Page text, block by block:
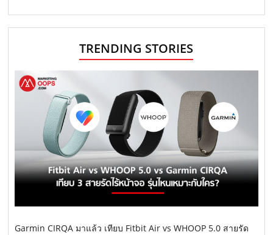
TRENDING STORIES
Garmin CIRQA มาแล้ว เทียบ Fitbit Air vs WHOOP 5.0 สายรัด